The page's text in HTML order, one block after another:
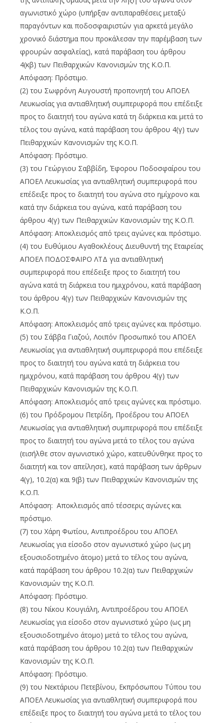
αγωνιστικό χώρο (υπήρξαν αντιπαραθέσεις μεταξύ
παραγόντων και ποδοσφαιριστών για αρκετά μεγάλο
χρονικό διάστημα που προκάλεσαν την παρέμβαση των
φρουρών ασφαλείας), κατά παράβαση του άρθρου
4(κβ) των Πειθαρχικών Κανονισμών της Κ.Ο.Π.
Απόφαση: Πρόστιμο.
(2) του Σωφρόνη Αυγουστή προπονητή του ΑΠΟΕΛ
Λευκωσίας για αντιαθλητική συμπεριφορά που επέδειξε
προς το διαιτητή του αγώνα κατά τη διάρκεια και μετά το
τέλος του αγώνα, κατά παράβαση του άρθρου 4(γ) των
Πειθαρχικών Κανονισμών της Κ.Ο.Π.
Απόφαση: Πρόστιμο.
(3) του Γεώργιου Σαββίδη, Έφορου Ποδοσφαίρου του
ΑΠΟΕΛ Λευκωσίας για αντιαθλητική συμπεριφορά που
επέδειξε προς το διαιτητή του αγώνα στο ημίχρονο και
κατά την διάρκεια του αγώνα, κατά παράβαση του
άρθρου 4(γ) των Πειθαρχικών Κανονισμών της Κ.Ο.Π.
Απόφαση: Αποκλεισμός από τρεις αγώνες και πρόστιμο.
(4) του Ευθύμιου Αγαθοκλέους Διευθυντή της Εταιρείας
ΑΠΟΕΛ ΠΟΔΟΣΦΑΙΡΟ ΛΤΔ για αντιαθλητική
συμπεριφορά που επέδειξε προς το διαιτητή του
αγώνα κατά τη διάρκεια του ημιχρόνου, κατά παράβαση
του άρθρου 4(γ) των Πειθαρχικών Κανονισμών της
Κ.Ο.Π.
Απόφαση: Αποκλεισμός από τρεις αγώνες και πρόστιμο.
(5) του Σάββα Γιαζού, Λοιπόν Προσωπικό του ΑΠΟΕΛ
Λευκωσίας για αντιαθλητική συμπεριφορά που επέδειξε
προς το διαιτητή του αγώνα κατά τη διάρκεια του
ημιχρόνου, κατά παράβαση του άρθρου 4(γ) των
Πειθαρχικών Κανονισμών της Κ.Ο.Π.
Απόφαση: Αποκλεισμός από τρεις αγώνες και πρόστιμο.
(6) του Πρόδρομου Πετρίδη, Προέδρου του ΑΠΟΕΛ
Λευκωσίας για αντιαθλητική συμπεριφορά που επέδειξε
προς το διαιτητή του αγώνα μετά το τέλος του αγώνα
(εισήλθε στον αγωνιστικό χώρο, κατευθύνθηκε προς το
διαιτητή και τον απείλησε), κατά παράβαση των άρθρων
4(γ), 10.2(α) και 9(β) των Πειθαρχικών Κανονισμών της
Κ.Ο.Π.
Απόφαση: Αποκλεισμός από τέσσερις αγώνες και
πρόστιμο.
(7) του Χάρη Φωτίου, Αντιπροέδρου του ΑΠΟΕΛ
Λευκωσίας για είσοδο στον αγωνιστικό χώρο (ως μη
εξουσιοδοτημένο άτομο) μετά το τέλος του αγώνα,
κατά παράβαση του άρθρου 10.2(α) των Πειθαρχικών
Κανονισμών της Κ.Ο.Π.
Απόφαση: Πρόστιμο.
(8) του Νίκου Κουγιάλη, Αντιπροέδρου του ΑΠΟΕΛ
Λευκωσίας για είσοδο στον αγωνιστικό χώρο (ως μη
εξουσιοδοτημένο άτομο) μετά το τέλος του αγώνα,
κατά παράβαση του άρθρου 10.2(α) των Πειθαρχικών
Κανονισμών της Κ.Ο.Π.
Απόφαση: Πρόστιμο.
(9) του Νεκτάριου Πετεβίνου, Εκπρόσωπου Τύπου του
ΑΠΟΕΛ Λευκωσίας για αντιαθλητική συμπεριφορά που
επέδειξε προς το διαιτητή του αγώνα μετά το τέλος του